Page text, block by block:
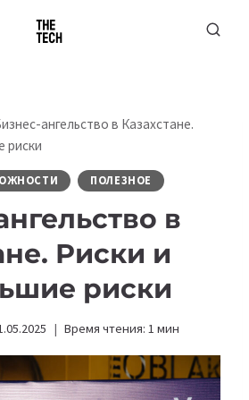
ангельство в Казахстане.
риски
ПОЛЕЗНОЕ
в
Риски и
риски
Время чтения: 1 мин